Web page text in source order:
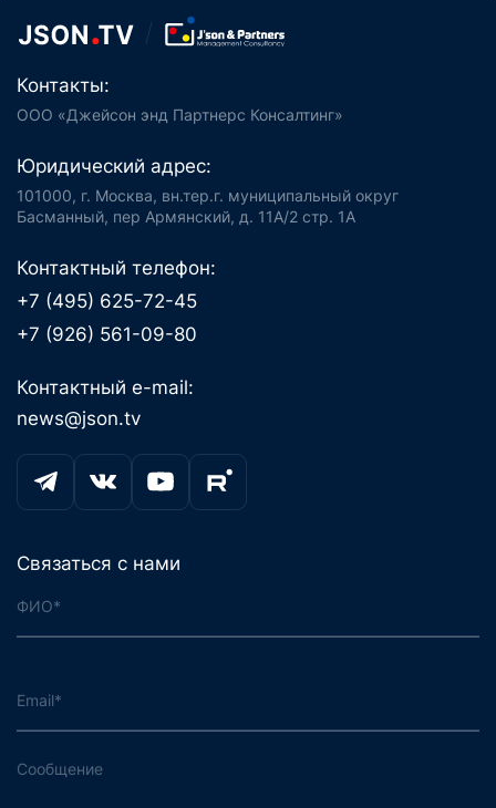
Контакты:
ООО «Джейсон энд Партнерс Консалтинг»
Юридический адрес:
101000, г. Москва, вн.тер.г. муниципальный округ
Басманный, пер Армянский, д. 11А/2 стр. 1А
Контактный телефон:
+7 (495) 625-72-45
+7 (926) 561-09-80
Контактный e-mail:
news@json.tv
Связаться с нами